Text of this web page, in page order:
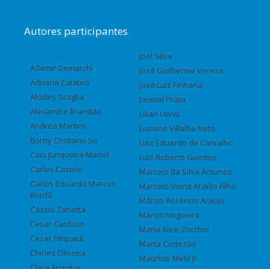
Autores participantes
Ademir Demarchi
Adriana Calabró
Alcides Scaglia
Alexandre Brandão
Andréa Martins
Borny Cristiano So
Caio Junqueira Maciel
Carlos Castelo
Carlos Eduardo Marcos
Bonfá
Cássio Zanatta
Cesar Cardoso
Cezar Fittipaldi
Chirles Oliveira
Joel Silva
José Guilherme Vereza
José Luiz Finhana
Leonel Prata
Lilian Lovisi
Luciano Villalba Neto
Luiz Eduardo de Carvalho
Luiz Roberto Guedes
Marcelo da Silva Antunes
Marcelo Viana Araújo Filho
Márcio Assêncio Araújo
Márcio Nogueira
Maria Alice Zocchio
Marta Cortezão
Maurício Melo Jr.